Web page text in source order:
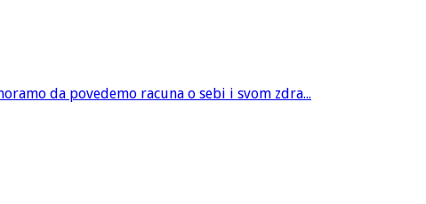
da povedemo racuna o sebi i svom zdra...